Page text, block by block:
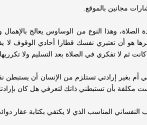
مجانين بالموقع.
وهذا النوع من الوساوس يعالج بالإهمال
هو أن تعتبري نفسك قطارا أحادي الوقوف لا
ثم لا تفكري في الصلاة بعد التسليم ولا
أم بغير إرادتي تستلزم من الإنسان أن
مكلفة بأن تستبطني ذاتك لتعرفي هل كان
النفساني المناسب الذي لا يكتفي بكتابة عقار